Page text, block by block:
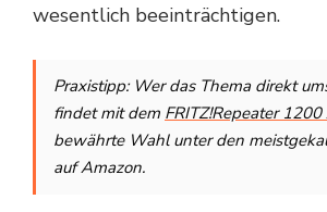
wesentlich beeinträchtigen.
Praxistipp: Wer das Thema direkt
findet mit dem FRITZ!Repeater 1200
bewährte Wahl unter den
auf Amazon.